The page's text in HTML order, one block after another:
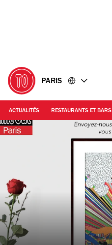
PARIS
ACTUALITÉS RESTAURANTS ET BARS